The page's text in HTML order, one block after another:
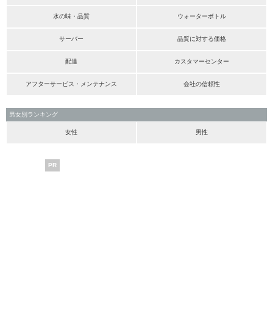
水の味・品質 ウォーターボトル
サーバー 品質に対する価格
配達 カスタマーセンター
アフターサービス・メンテナンス 会社の信頼性
男女別ランキング
女性 男性
PR